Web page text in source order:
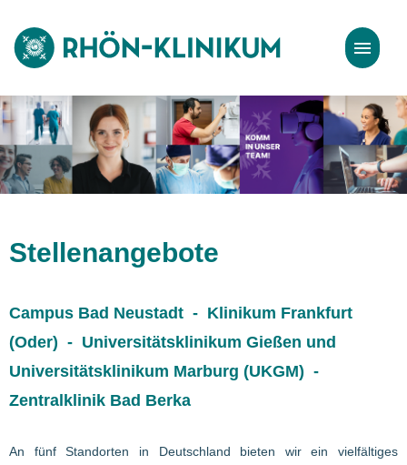
Stellenangebote
Bewerbungstipps
Stellenangebote
Campus Bad Neustadt - Klinikum Frankfurt
(Oder) - Universitätsklinikum Gießen und
Universitätsklinikum Marburg (UKGM) -
Zentralklinik Bad Berka
An fünf Standorten in Deutschland bieten wir ein vielfältiges